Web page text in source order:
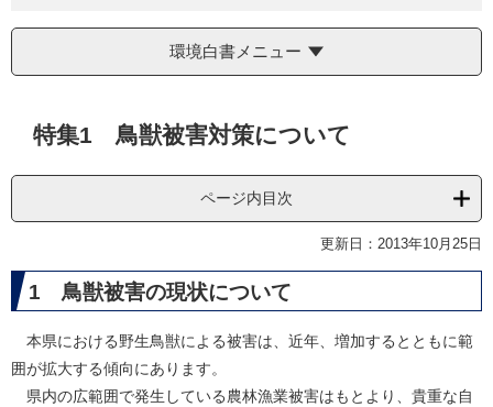
環境白書メニュー
特集1 鳥獣被害対策について
ページ内目次
更新日：2013年10月25日
1 鳥獣被害の現状について
本県における野生鳥獣による被害は、近年、増加するとともに範
囲が拡大する傾向にあります。
県内の広範囲で発生している農林漁業被害はもとより、貴重な自